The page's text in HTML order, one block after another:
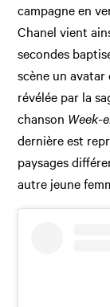
campagne en
Chanel vient
secondes
scène un
révélée par la
chanson Week-
dernière est
paysages
autre jeune